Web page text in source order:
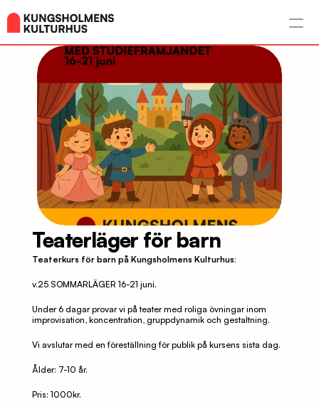
Teaterläger för barn
Teaterkurs för barn på Kungsholmens Kulturhus:
v.25 SOMMARLÄGER 16-21 juni.
Under 6 dagar provar vi på teater med roliga övningar inom
improvisation, koncentration, gruppdynamik och gestaltning.
Vi avslutar med en föreställning för publik på kursens sista dag.
Ålder: 7-10 år.
Pris: 1000kr.